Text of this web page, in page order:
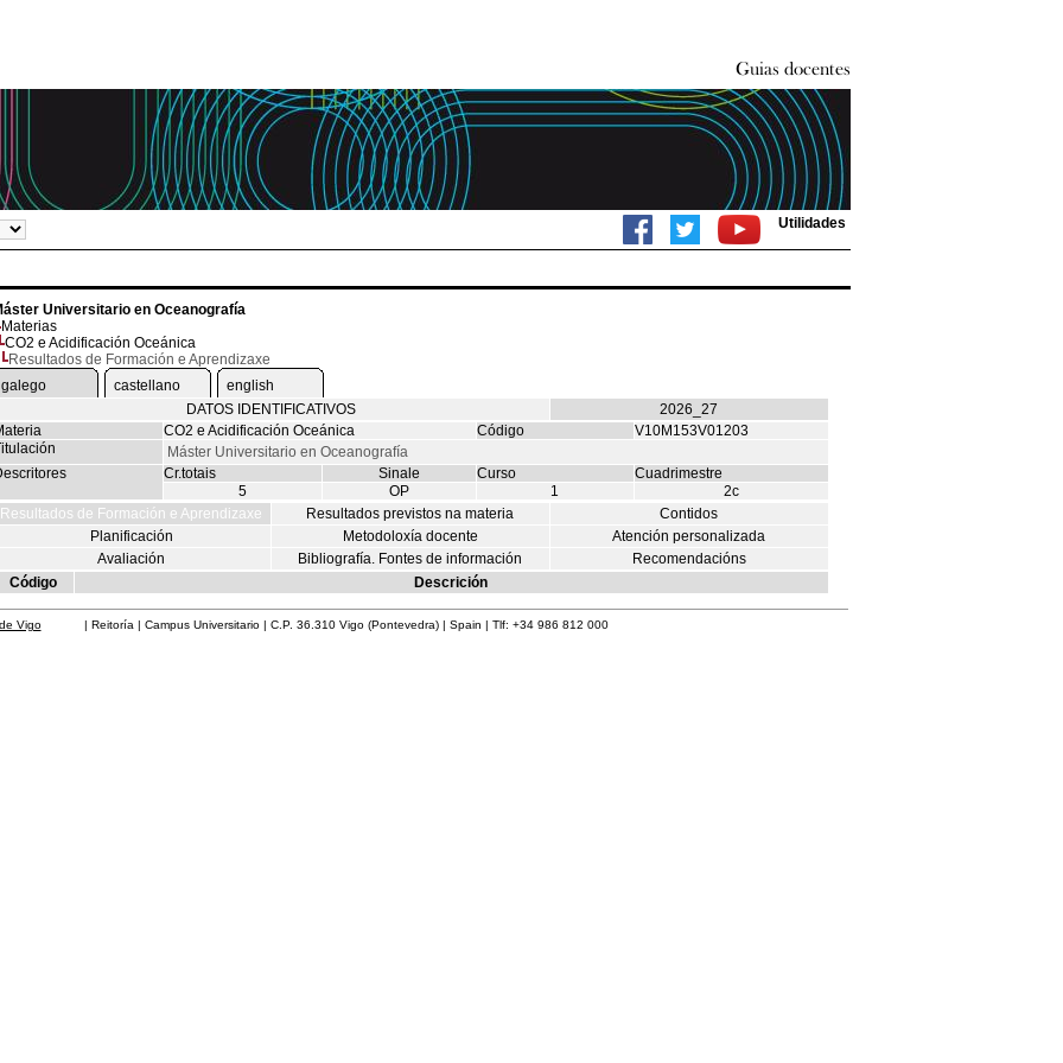
Utilidades
Universitario en Oceanografía
Materias
CO2 e Acidificación Oceánica
Resultados de Formación e Aprendizaxe
galego
castellano
english
DATOS IDENTIFICATIVOS
2026_27
CO2 e Acidificación Oceánica Código
V10M153V01203
Máster Universitario en Oceanografía
Cr.totais Sinale Curso
Cuadrimestre
5
OP 1
2c
Resultados de Formación e Aprendizaxe
Resultados previstos na materia
Contidos
Planificación
Metodoloxía docente
Atención personalizada
Avaliación
Bibliografía. Fontes de información
Recomendacións
Código
Descrición
Vigo| Reitoría | Campus Universitario | C.P. 36.310 Vigo (Pontevedra) | Spain | Tlf: +34 986 812 000